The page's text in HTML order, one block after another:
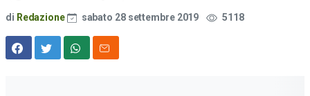
di Redazione sabato 28 settembre 2019 5118